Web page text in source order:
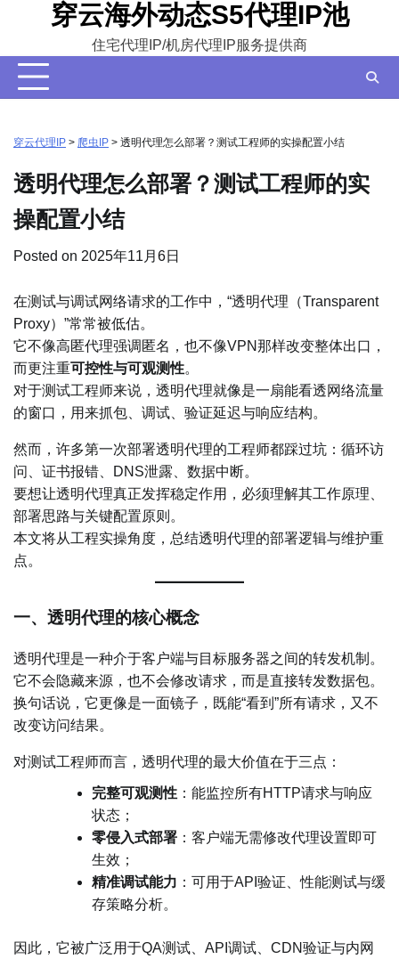
content
穿云海外动态S5代理IP池
住宅代理IP/机房代理IP服务提供商
穿云代理IP > 爬虫IP > 透明代理怎么部署？测试工程师的实操配置小结
透明代理怎么部署？测试工程师的实
操配置小结
Posted on 2025年11月6日
在测试与调试网络请求的工作中，“透明代理（Transparent
Proxy）”常常被低估。
它不像高匿代理强调匿名，也不像VPN那样改变整体出口，
而更注重可控性与可观测性。
对于测试工程师来说，透明代理就像是一扇能看透网络流量
的窗口，用来抓包、调试、验证延迟与响应结构。
然而，许多第一次部署透明代理的工程师都踩过坑：循环访
问、证书报错、DNS泄露、数据中断。
要想让透明代理真正发挥稳定作用，必须理解其工作原理、
部署思路与关键配置原则。
本文将从工程实操角度，总结透明代理的部署逻辑与维护重
点。
一、透明代理的核心概念
透明代理是一种介于客户端与目标服务器之间的转发机制。
它不会隐藏来源，也不会修改请求，而是直接转发数据包。
换句话说，它更像是一面镜子，既能“看到”所有请求，又不
改变访问结果。
对测试工程师而言，透明代理的最大价值在于三点：
完整可观测性 ：能监控所有HTTP请求与响应
状态；
零侵入式部署 ：客户端无需修改代理设置即可
生效；
精准调试能力 ：可用于API验证、性能测试与缓
存策略分析。
因此，它被广泛用于QA测试、API调试、CDN验证与内网